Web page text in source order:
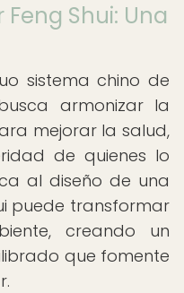
Shui: Una
sistema chino de
armonizar la
mejorar la salud,
de quienes lo
al diseño de una
puede transformar
creando un
que fomente